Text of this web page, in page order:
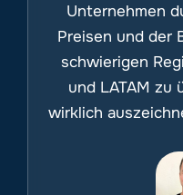
Unternehmen
Preisen und der
schwierigen
und LATAM zu
wirklich